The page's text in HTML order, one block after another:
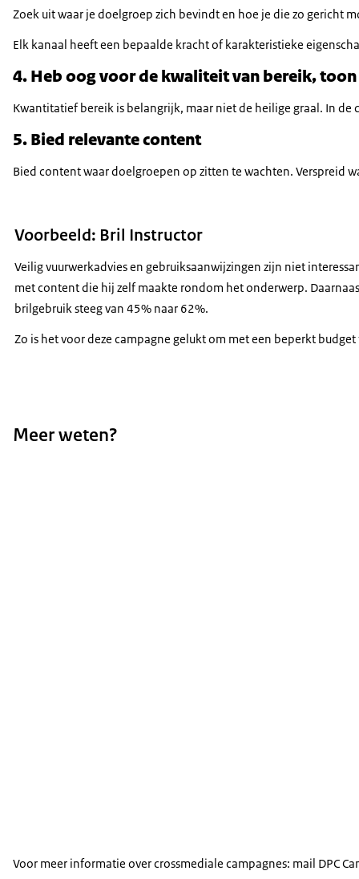
Zoek uit waar je doelgroep zich bevindt en hoe je die zo gericht
Elk kanaal heeft een bepaalde kracht of karakteristieke
4. Heb oog voor de kwaliteit van bereik,
Kwantitatief bereik is belangrijk, maar niet de heilige graal. In de
5. Bied relevante content
Bied content waar doelgroepen op zitten te wachten. Verspreid
Voorbeeld: Bril Instructor
Veilig vuurwerkadvies en gebruiksaanwijzingen zijn niet
met content die hij zelf maakte rondom het onderwerp.
brilgebruik steeg van 45% naar 62%.
Zo is het voor deze campagne gelukt om met een beperkt
Meer weten?
Voor meer informatie over crossmediale campagnes: mail DPC